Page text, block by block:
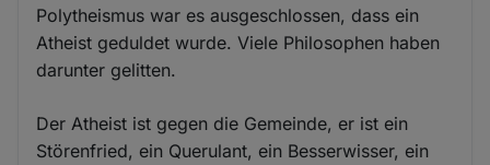
Polytheismus war es ausgeschlossen, dass ein
Atheist geduldet wurde. Viele Philosophen haben
darunter gelitten.
Der Atheist ist gegen die Gemeinde, er ist ein
Störenfried, ein Querulant, ein Besserwisser, ein